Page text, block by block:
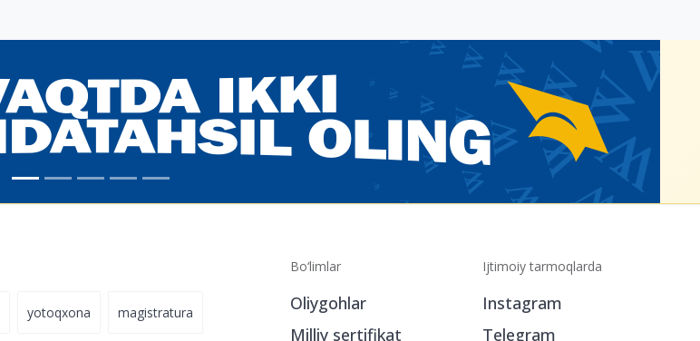
yotoqxona magistratura
Bo‘limlar
Oliygohlar
Milliy sertifikat
Ijtimoiy tarmoqlarda
Instagram
Telegram